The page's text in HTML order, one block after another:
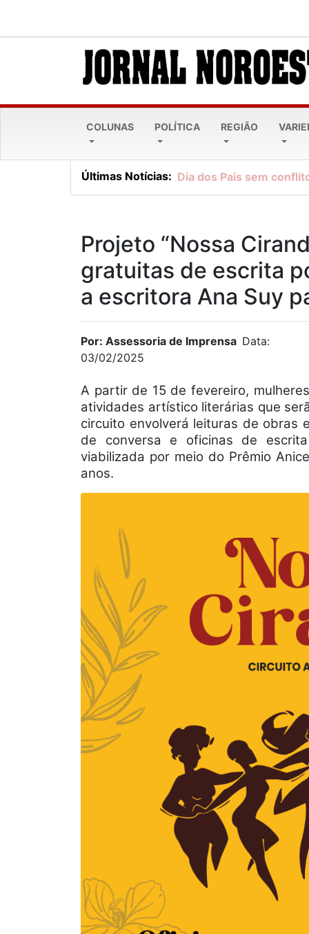
COLUNAS POLÍTICA REGIÃO
Últimas Notícias: Dia dos Pais sem
Projeto “Nossa
gratuitas de escrita
a escritora Ana Suy
Por: Assessoria de Imprensa Data:
03/02/2025
A partir de 15 de fevereiro,
atividades artístico literárias que
circuito envolverá leituras de obras
de conversa e oficinas de
viabilizada por meio do Prêmio
anos.